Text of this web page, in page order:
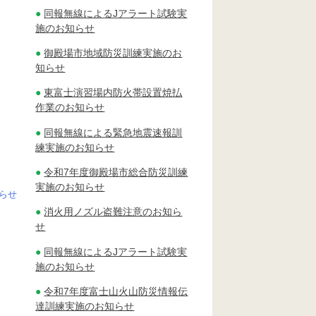
せ
同報無線によるJアラート試験実
施のお知らせ
御殿場市地域防災訓練実施のお
知らせ
東富士演習場内防火帯設置焼払
作業のお知らせ
同報無線による緊急地震速報訓
練実施のお知らせ
令和7年度御殿場市総合防災訓練
実施のお知らせ
消火用ノズル盗難注意のお知ら
せ
同報無線によるJアラート試験実
施のお知らせ
令和7年度富士山火山防災情報伝
達訓練実施のお知らせ